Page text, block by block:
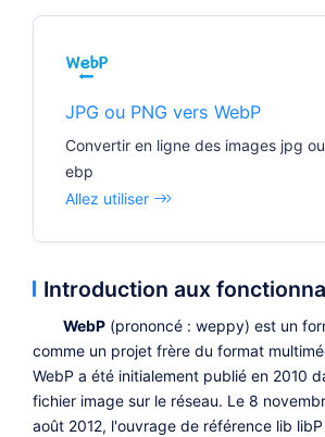
JPG ou PNG vers WebP
Convertir en ligne des images jpg
ebp
Allez utiliser
Introduction aux
WebP(prononcé : weppy) est un
comme un projet frère du format
WebP a été initialement publié en 2010
fichier image sur le réseau. Le 8
août 2012, l'ouvrage de référence lib